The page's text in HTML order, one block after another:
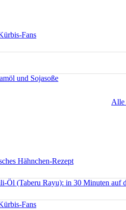
Fans
und Sojasoße
Alle
Hähnchen-Rezept
Öl (Taberu Rayu): in 30 Minuten auf
Fans